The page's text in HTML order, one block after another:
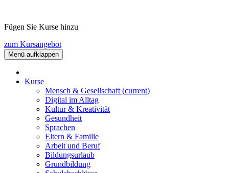
Fügen Sie Kurse hinzu
zum Kursangebot
Menü aufklappen
Kurse
Mensch & Gesellschaft (current)
Digital im Alltag
Kultur & Kreativität
Gesundheit
Sprachen
Eltern & Familie
Arbeit und Beruf
Bildungsurlaub
Grundbildung